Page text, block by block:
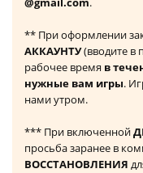
** При оформлении
АККАУНТУ(вводите в
рабочее время в
нужные вам игры.
нами утром.
*** При включенной
просьба заранее в
ВОССТАНОВЛЕНИЯ